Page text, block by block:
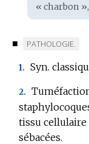
« charbon
■
MARQUE
DOMAINE
PATHOLOGIE.
1. Syn.
2.
tissu cellulaire
sébacées.